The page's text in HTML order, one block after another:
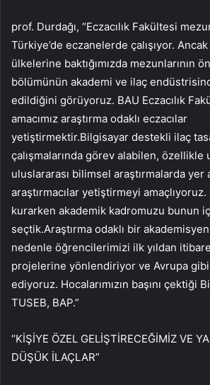
prof. Durdağı, “Eczacılık Fakültesi
Türkiye’de eczanelerde çalışıyor.
ülkelerine baktığımızda mezunlarının
bölümünün akademi ve ilaç
edildiğini görüyoruz. BAU Eczacılık
amacımız araştırma odaklı eczacılar
yetiştirmektir.Bilgisayar destekli ilaç
çalışmalarında görev alabilen, özellikle
uluslararası bilimsel araştırmalarda yer
araştırmacılar yetiştirmeyi
kurarken akademik kadromuzu bunun
seçtik.Araştırma odaklı bir akademisyen
nedenle öğrencilerimizi ilk yıldan
projelerine yönlendiriyor ve Avrupa
ediyoruz. Hocalarımızın başını çektiği
TUSEB, BAP.”
“KİŞİYE ÖZEL GELİŞTİRECEĞİMİZ VE
DÜŞÜK İLAÇLAR”